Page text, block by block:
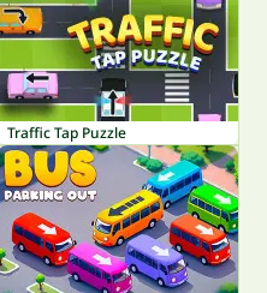
Traffic Tap Puzzle